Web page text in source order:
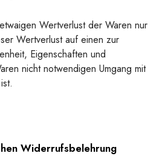
Wertverlust der Waren nur
Wertverlust auf einen zur
Eigenschaften und
nicht notwendigen Umgang mit
Widerrufsbelehrung